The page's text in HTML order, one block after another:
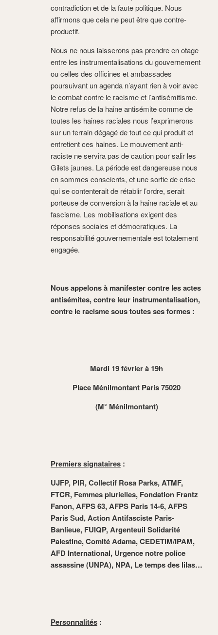
contradiction et de la faute politique. Nous
affirmons que cela ne peut être que contre-
productif.
Nous ne nous laisserons pas prendre en otage
entre les instrumentalisations du gouvernement
ou celles des officines et ambassades
poursuivant un agenda n’ayant rien à voir avec
le combat contre le racisme et l’antisémitisme.
Notre refus de la haine antisémite comme de
toutes les haines raciales nous l’exprimerons
sur un terrain dégagé de tout ce qui produit et
entretient ces haines. Le mouvement anti-
raciste ne servira pas de caution pour salir les
Gilets jaunes. La période est dangereuse nous
en sommes conscients, et une sortie de crise
qui se contenterait de rétablir l’ordre, serait
porteuse de conversion à la haine raciale et au
fascisme. Les mobilisations exigent des
réponses sociales et démocratiques. La
responsabilité gouvernementale est totalement
engagée.
Nous appelons à manifester contre les actes
antisémites, contre leur instrumentalisation,
contre le racisme sous toutes ses formes :
Mardi 19 février à 19h
Place Ménilmontant Paris 75020
(M° Ménilmontant)
Premiers signataires :
UJFP, PIR, Collectif Rosa Parks, ATMF,
FTCR, Femmes plurielles, Fondation Frantz
Fanon, AFPS 63, AFPS Paris 14-6, AFPS
Paris Sud, Action Antifasciste Paris-
Banlieue, FUIQP, Argenteuil Solidarité
Palestine, Comité Adama, CEDETIM/IPAM,
AFD International, Urgence notre police
assassine (UNPA), NPA, Le temps des lilas…
Personnalités :